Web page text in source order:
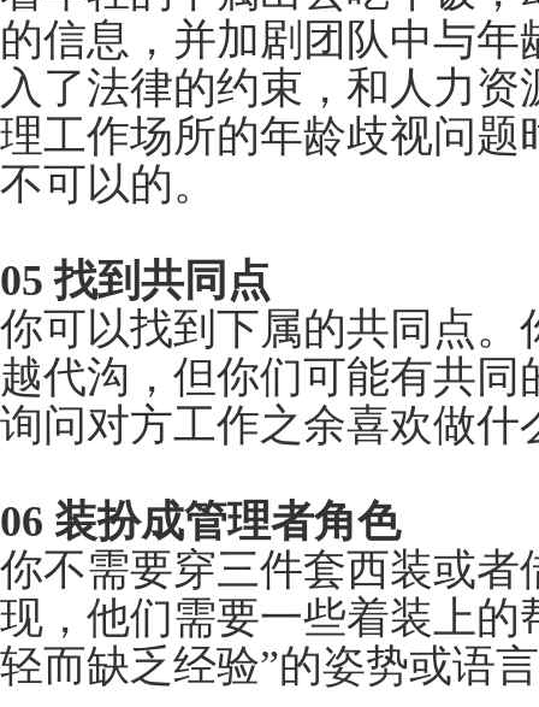
04 不要谈论或加剧与
如果你因为自己的年龄
的感觉。试着把这个感
情来看待。很有可能，
于年龄的尴尬都会消退
另外，要确保你一视同
着年轻的下属出去吃午
入了法律的约束，和人
理工作场所的年龄歧视
不可以的。